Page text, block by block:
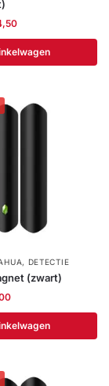
, DETECTIE
(zwart)